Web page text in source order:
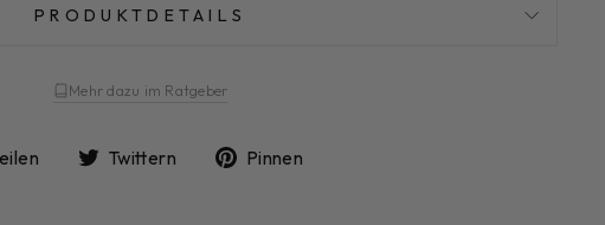
PRODUKTDETAILS
Mehr dazu im Ratgeber
Auf
Twittern
Auf
Pinnen